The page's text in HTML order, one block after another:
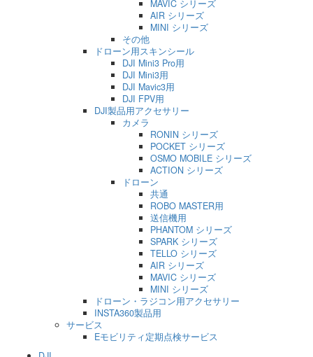
MAVIC シリーズ
AIR シリーズ
MINI シリーズ
その他
ドローン用スキンシール
DJI Mini3 Pro用
DJI Mini3用
DJI Mavic3用
DJI FPV用
DJI製品用アクセサリー
カメラ
RONIN シリーズ
POCKET シリーズ
OSMO MOBILE シリーズ
ACTION シリーズ
ドローン
共通
ROBO MASTER用
送信機用
PHANTOM シリーズ
SPARK シリーズ
TELLO シリーズ
AIR シリーズ
MAVIC シリーズ
MINI シリーズ
ドローン・ラジコン用アクセサリー
INSTA360製品用
サービス
Eモビリティ定期点検サービス